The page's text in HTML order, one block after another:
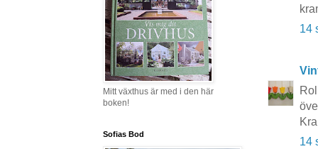
14
14
Mitt växthus är med i den här
boken!
Sofias Bod